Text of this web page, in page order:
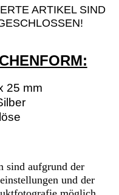
ARTIKEL SIND
25 mm
sind aufgrund der
und der